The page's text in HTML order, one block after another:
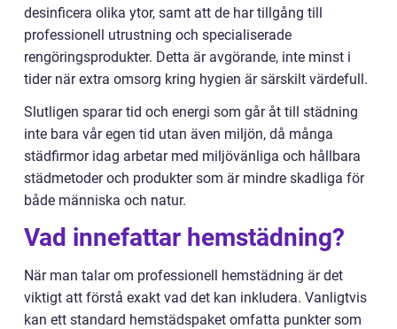
desinficera olika ytor, samt att de har tillgång till
professionell utrustning och specialiserade
rengöringsprodukter. Detta är avgörande, inte minst i
tider när extra omsorg kring hygien är särskilt värdefull.
Slutligen sparar tid och energi som går åt till städning
inte bara vår egen tid utan även miljön, då många
städfirmor idag arbetar med miljövänliga och hållbara
städmetoder och produkter som är mindre skadliga för
både människa och natur.
Vad innefattar hemstädning?
När man talar om professionell hemstädning är det
viktigt att förstå exakt vad det kan inkludera. Vanligtvis
kan ett standard hemstädspaket omfatta punkter som